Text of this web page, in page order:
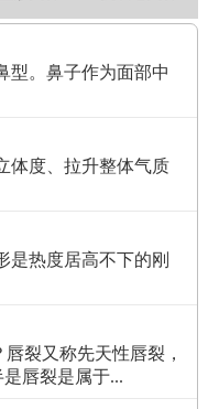
型。鼻子作为面部中
体度、拉升整体气质
是热度居高不下的刚
裂又称先天性唇裂，
唇裂是属于...